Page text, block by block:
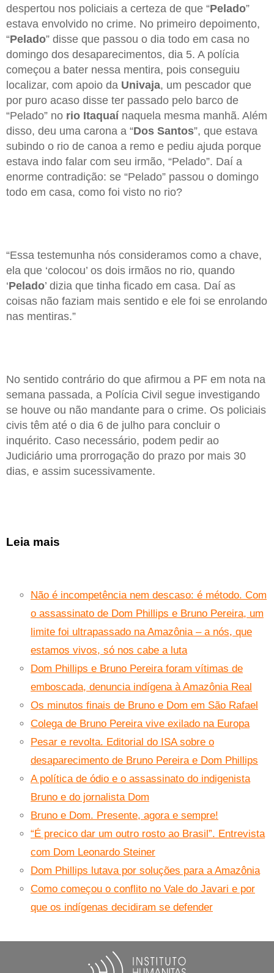
despertou nos policiais a certeza de que “Pelado”
estava envolvido no crime. No primeiro depoimento,
“Pelado” disse que passou o dia todo em casa no
domingo dos desaparecimentos, dia 5. A polícia
começou a bater nessa mentira, pois conseguiu
localizar, com apoio da Univaja, um pescador que
por puro acaso disse ter passado pelo barco de
“Pelado” no rio Itaquaínaquela mesma manhã. Além
disso, deu uma carona a “Dos Santos”, que estava
subindo o rio de canoa a remo e pediu ajuda porque
estava indo falar com seu irmão, “Pelado”. Daí a
enorme contradição: se “Pelado” passou o domingo
todo em casa, como foi visto no rio?
“Essa testemunha nós consideramos como a chave,
ela que ‘colocou’ os dois irmãos no rio, quando
‘Pelado’ dizia que tinha ficado em casa. Daí as
coisas não faziam mais sentido e ele foi se enrolando
nas mentiras.”
No sentido contrário do que afirmou a PF em nota na
semana passada, a Polícia Civil segue investigando
se houve ou não mandante para o crime. Os policiais
civis têm até o dia 6 de julho para concluir o
inquérito. Caso necessário, podem pedir ao
Judiciário uma prorrogação do prazo por mais 30
dias, e assim sucessivamente.
Leia mais
Não é incompetência nem descaso: é método. Com
o assassinato de Dom Phillips e Bruno Pereira, um
limite foi ultrapassado na Amazônia – a nós, que
estamos vivos, só nos cabe a luta
Dom Phillips e Bruno Pereira foram vítimas de
emboscada, denuncia indígena à Amazônia Real
Os minutos finais de Bruno e Dom em São Rafael
Colega de Bruno Pereira vive exilado na Europa
Pesar e revolta. Editorial do ISA sobre o
desaparecimento de Bruno Pereira e Dom Phillips
A política de ódio e o assassinato do indigenista
Bruno e do jornalista Dom
Bruno e Dom. Presente, agora e sempre!
“É precico dar um outro rosto ao Brasil”. Entrevista
com Dom Leonardo Steiner
Dom Phillips lutava por soluções para a Amazônia
Como começou o conflito no Vale do Javari e por
que os indígenas decidiram se defender